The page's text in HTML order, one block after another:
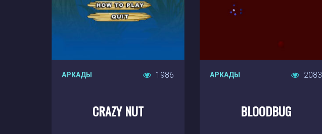
АРКАДЫ 1986
CRAZY NUT
АРКАДЫ 2083
BLOODBUG